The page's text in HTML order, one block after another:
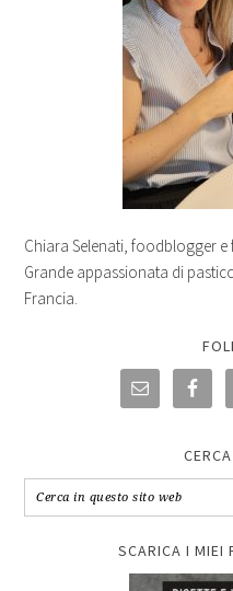
Chiara Selenati, foodblogger
Grande appassionata di
Francia.
SCARICA I MIEI